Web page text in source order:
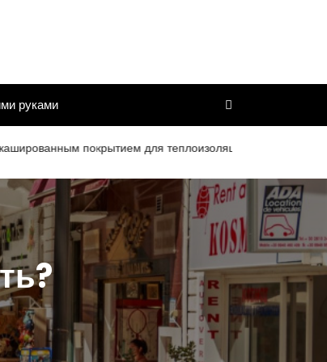
руками
покрытием для теплоизоляции труб и дымоходов со
l